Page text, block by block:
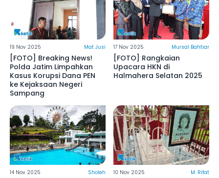
19 Nov 2025 Mat Jusi
[FOTO] Breaking News!
Polda Jatim Limpahkan
Kasus Korupsi Dana PEN
ke Kejaksaan Negeri
Sampang
17 Nov 2025 Mursal Bahtiar
[FOTO] Rangkaian
Upacara HKN di
Halmahera Selatan 2025
14 Nov 2025 Sholeh 10 Nov 2025 M. Rifat